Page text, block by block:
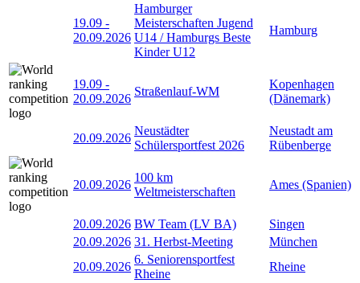
19.09 -
20.09.2026
Hamburger
Meisterschaften Jugend
U14 / Hamburgs Beste
Kinder U12
Hamburg
19.09 -
20.09.2026
Straßenlauf-WM
Kopenhagen
(Dänemark)
20.09.2026
Neustädter
Schülersportfest 2026
Neustadt am
Rübenberge
20.09.2026
100 km
Weltmeisterschaften
Ames (Spanien)
20.09.2026 BW Team (LV BA)
Singen
20.09.2026 31. Herbst-Meeting
München
20.09.2026
6. Seniorensportfest
Rheine
Rheine